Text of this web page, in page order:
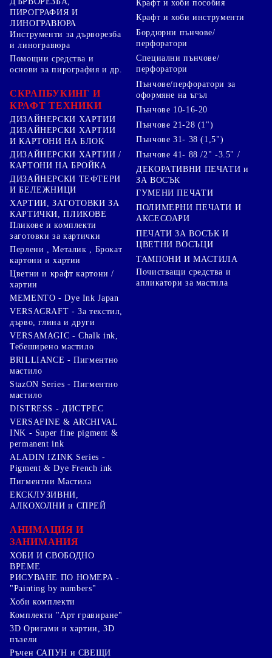
ПИРОГРАФИЯ И
ЛИНОГРАВЮРА
Инструменти за дърворезба
и линогравюра
Помощни средства и
основи за пирография и др.
СКРАПБУКИНГ И
КРАФТ ТЕХНИКИ
ДИЗАЙНЕРСКИ ХАРТИИ
ДИЗАЙНЕРСКИ ХАРТИИ
И КАРТОНИ НА БЛОК
ДИЗАЙНЕРСКИ ХАРТИИ /
КАРТОНИ НА БРОЙКА
ДИЗАЙНЕРСКИ ТЕФТЕРИ
И БЕЛЕЖНИЦИ
ХАРТИИ, ЗАГОТОВКИ ЗА
КАРТИЧКИ, ПЛИКОВЕ
Пликове и комплекти
заготовки за картички
Перлени , Металик , Брокат
картони и хартии
Цветни и крафт картони /
хартии
Крафт и хоби пособия
Крафт и хоби инструменти
Бордюрни пънчове/
перфоратори
Специални пънчове/
перфоратори
Пънчове/перфоратори за
оформяне на ъгъл
Пънчове 10-16-20
Пънчове 21-28 (1")
Пънчове 31- 38 (1,5")
Пънчове 41- 88 /2" -3.5" /
ДЕКОРАТИВНИ ПЕЧАТИ и
ЗА ВОСЪК
ГУМЕНИ ПЕЧАТИ
ПОЛИМЕРНИ ПЕЧАТИ И
АКСЕСОАРИ
ПЕЧАТИ ЗА ВОСЪК И
ЦВЕТНИ ВОСЪЦИ
ТАМПОНИ И МАСТИЛА
Почистващи средства и
апликатори за мастила
MEMENTO - Dye Ink Japan
VERSACRAFT - За текстил,
дърво, глина и други
VERSAMAGIC - Chalk ink,
Тебеширено мастило
BRILLIANCE - Пигментно
мастило
StazON Series - Пигментно
мастило
DISTRESS - ДИСТРЕС
VERSAFINE & ARCHIVAL
INK - Super fine pigment &
permanent ink
ALADIN IZINK Series -
Pigment & Dye French ink
Пигментни Мастила
ЕКСКЛУЗИВНИ,
АЛКОХОЛНИ и СПРЕЙ
АНИМАЦИЯ И
ЗАНИМАНИЯ
ХОБИ И СВОБОДНО
ВРЕМЕ
РИСУВАНЕ ПО НОМЕРА -
"Painting by numbers"
Хоби комплекти
Комплекти "Арт гравиране"
3D Оригами и хартии, 3D
пъзели
Ръчен САПУН и СВЕЩИ